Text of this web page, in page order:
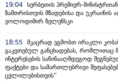
19:04 სერბეთის პრემიერ-
ზამთრისთვის მზადებისა და უკრაინის
ვოლოდიმირ ზელენსკი
18:55 მკაცრად ვგმობთ ირაკლი
გაკეთებულ განცხადებას,
ინტერესების საწინააღმდეგოდ
ფაქტები და სამართლებრივი
ცვლილებისთვის“